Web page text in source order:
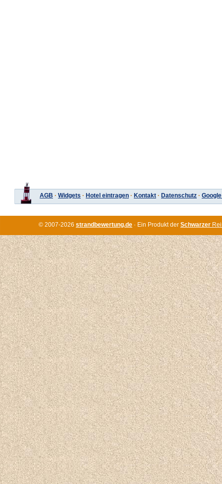
AGB · Widgets · Hotel eintragen · Kontakt · Datenschutz ·
© 2007-2026 strandbewertung.de · Ein Produkt der Schwarzer